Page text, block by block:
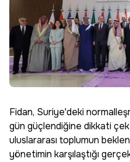
Fidan, Suriye'deki
gün güçlendiğine dikkati
uluslararası toplumun
yönetimin karşılaştığı